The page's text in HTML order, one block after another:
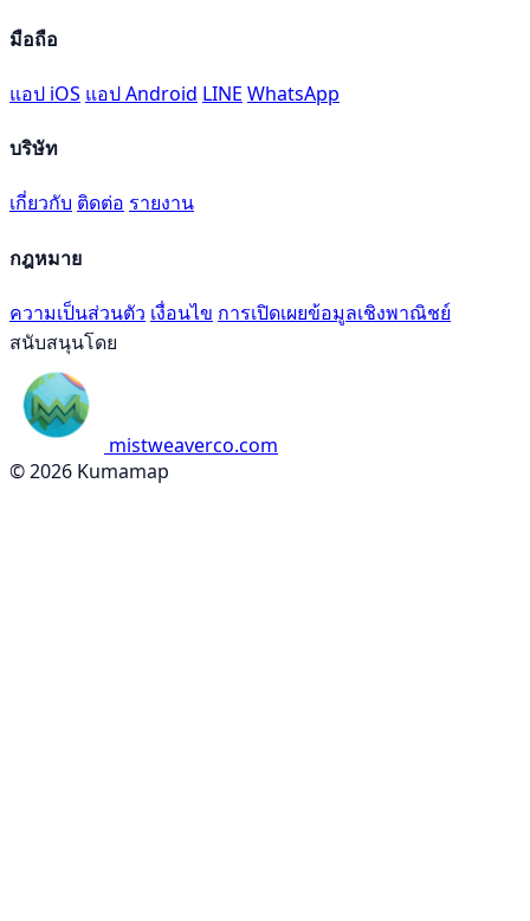
มือถือ
แอป iOS แอป Android LINE WhatsApp
บริษัท
เกี่ยวกับ ติดต่อ รายงาน
กฎหมาย
ความเป็นส่วนตัว เงื่อนไข การเปิดเผยข้อมูลเชิงพาณิชย์
สนับสนุนโดย
mistweaverco.com
© 2026 Kumamap